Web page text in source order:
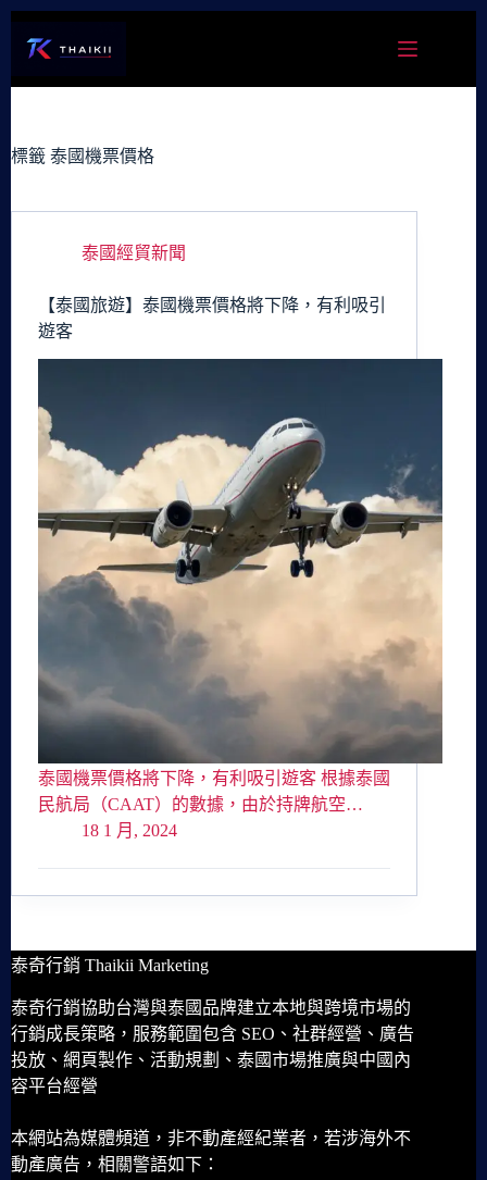
容
標籤 泰國機票價格
泰國經貿新聞
【泰國旅遊】泰國機票價格將下降，有利吸引
遊客
泰國機票價格將下降，有利吸引遊客 根據泰國
民航局（CAAT）的數據，由於持牌航空…
18 1 月, 2024
泰奇行銷 Thaikii Marketing
泰奇行銷協助台灣與泰國品牌建立本地與跨境市場的
行銷成長策略，服務範圍包含 SEO、社群經營、廣告
投放、網頁製作、活動規劃、泰國市場推廣與中國內
容平台經營
本網站為媒體頻道，非不動產經紀業者，若涉海外不
動產廣告，相關警語如下：